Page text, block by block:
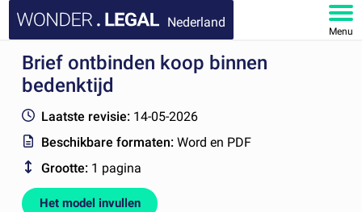
Nederland
Menu
HOME
FAQ
MIJN ACCOUNT
Brief ontbinden koop binnen
bedenktijd
Laatste revisie: 14-05-2026
Beschikbare formaten:Word en PDF
Grootte: 1 pagina
Het model invullen